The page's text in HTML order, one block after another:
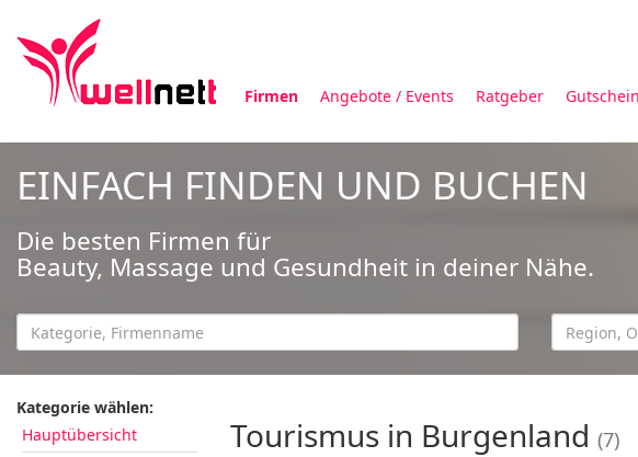
Firmen Angebote / Events Ratgeber
EINFACH FINDEN UND BUCHEN
Die besten Firmen für
Beauty, Massage und Gesundheit in deiner Nähe.
Kategorie wählen:
Hauptübersicht
Tourismus in Burgenland (7)